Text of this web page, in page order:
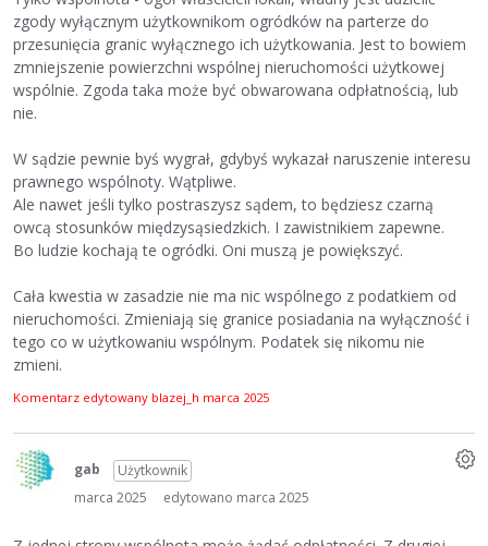
zgody wyłącznym użytkownikom ogródków na parterze do
przesunięcia granic wyłącznego ich użytkowania. Jest to bowiem
zmniejszenie powierzchni wspólnej nieruchomości użytkowej
wspólnie. Zgoda taka może być obwarowana odpłatnością, lub
nie.
W sądzie pewnie byś wygrał, gdybyś wykazał naruszenie interesu
prawnego wspólnoty. Wątpliwe.
Ale nawet jeśli tylko postraszysz sądem, to będziesz czarną
owcą stosunków międzysąsiedzkich. I zawistnikiem zapewne.
Bo ludzie kochają te ogródki. Oni muszą je powiększyć.
Cała kwestia w zasadzie nie ma nic wspólnego z podatkiem od
nieruchomości. Zmieniają się granice posiadania na wyłączność i
tego co w użytkowaniu wspólnym. Podatek się nikomu nie
zmieni.
Komentarz edytowany blazej_h marca 2025
gab
Użytkownik
marca 2025
edytowano marca 2025